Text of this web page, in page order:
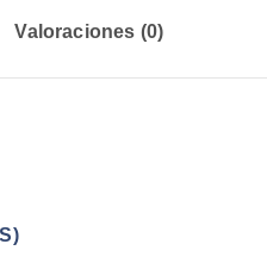
Valoraciones (0)